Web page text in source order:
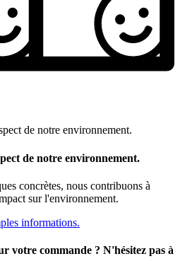
de notre environnement.
concrètes, nous contribuons à
sur l'environnement.
informations.
votre commande ? N'hésitez pas à